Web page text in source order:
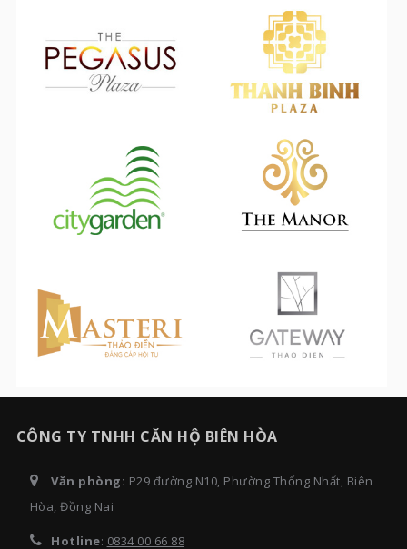
CÔNG TY TNHH CĂN HỘ BIÊN HÒA
Văn phòng: P29 đường N10, Phường Thống Nhất, Biên
Hòa, Đồng Nai
Hotline: 0834 00 66 88